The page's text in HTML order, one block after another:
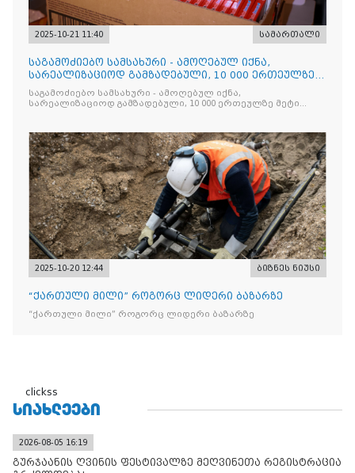
2025-10-21 11:40 სამართალი
საგამოძიებო სამსახური - ამოღებულ იქნა,
სარეალიზაციოდ გამზადებული, 10 000 ერთეულზე
მეტი „Jacobs Monar
საგამოძიებო სამსახური - ამოღებულ იქნა,
სარეალიზაციოდ გამზადებული, 10 000 ერთეულზე მეტი
„Raffaello”-ს სასაქონლო ნიშნით უკანონო ნიშანდებული
ტკბილეული
2025-10-20 12:44 ბიზნეს ნიუსი
“ქართული მილი” როგორც ლიდერი ბაზარზე
“ქართული მილი” როგორც ლიდერი ბაზარზე
clickss
ᲡᲘᲐᲮᲚᲔᲔᲑᲘ
2026-08-05 16:19
გურჯაანის ღვინის ფესტივალზე მეღვინეთა რეგისტრაცია